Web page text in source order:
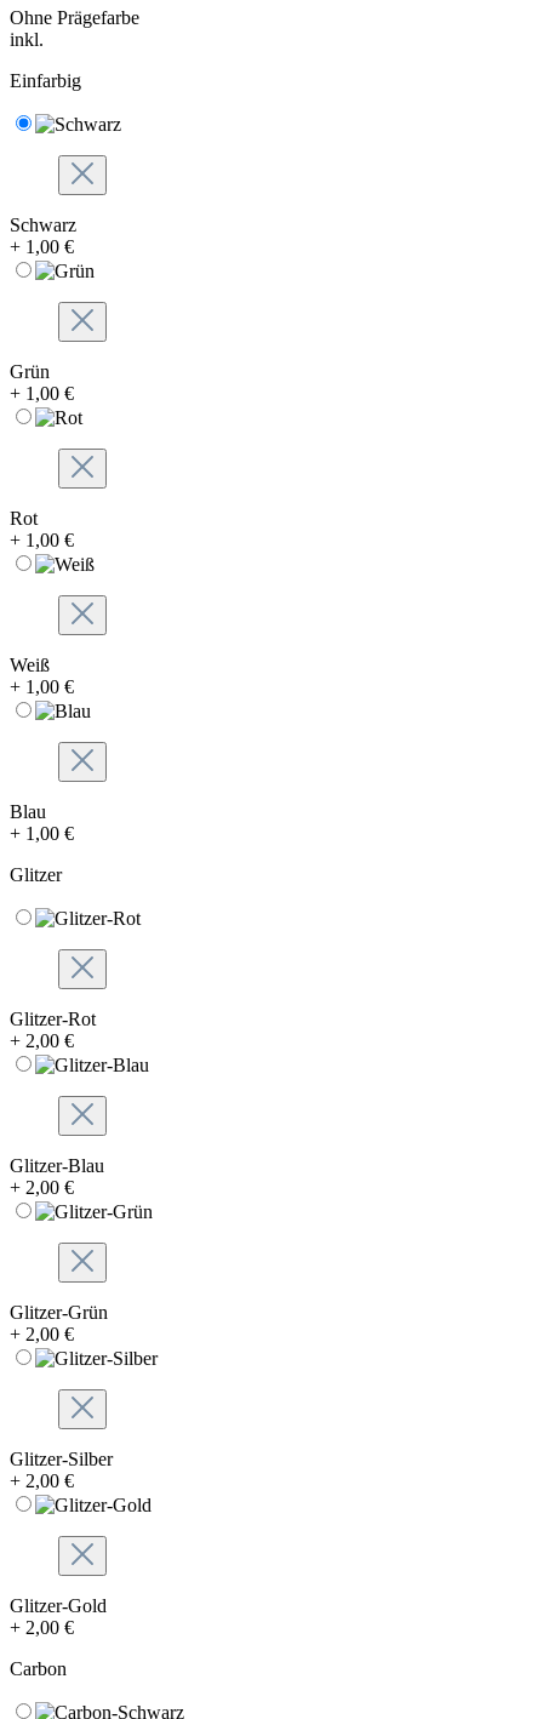
Ohne Prägefarbe
inkl.
Einfarbig
Schwarz
+ 1,00 €
Grün
+ 1,00 €
Rot
+ 1,00 €
Weiß
+ 1,00 €
Blau
+ 1,00 €
Glitzer
Glitzer-Rot
+ 2,00 €
Glitzer-Blau
+ 2,00 €
Glitzer-Grün
+ 2,00 €
Glitzer-Silber
+ 2,00 €
Glitzer-Gold
+ 2,00 €
Carbon